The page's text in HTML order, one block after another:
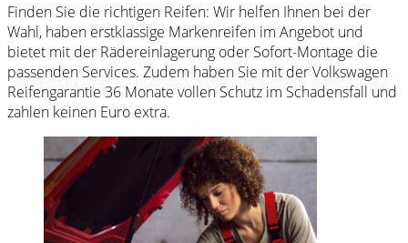
Finden Sie die richtigen Reifen: Wir helfen Ihnen bei der
Wahl, haben erstklassige Markenreifen im Angebot und
bietet mit der Rädereinlagerung oder Sofort-Montage die
passenden Services. Zudem haben Sie mit derVolkswagen
Reifengarantie 36 Monate vollen Schutz im Schadensfall und
zahlen keinen Euro extra.